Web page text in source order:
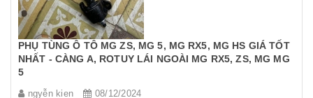
PHỤ TÙNG Ô TÔ MG ZS, MG 5, MG RX5, MG HS GIÁ TỐT
NHẤT - CÀNG A, ROTUY LÁI NGOÀI MG RX5, ZS, MG MG
5
ngyễn kien 08/12/2024